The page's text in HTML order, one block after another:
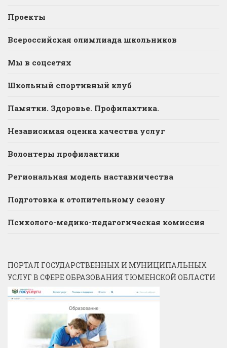
Проекты
Всероссийская олимпиада школьников
Мы в соцсетях
Школьный спортивный клуб
Памятки. Здоровье. Профилактика.
Независимая оценка качества услуг
Волонтеры профилактики
Региональная модель наставничества
Подготовка к отопительному сезону
Психолого-медико-педагогическая комиссия
ПОРТАЛ ГОСУДАРСТВЕННЫХ И МУНИЦИПАЛЬНЫХ
УСЛУГ В СФЕРЕ ОБРАЗОВАНИЯ ТЮМЕНСКОЙ ОБЛАСТИ